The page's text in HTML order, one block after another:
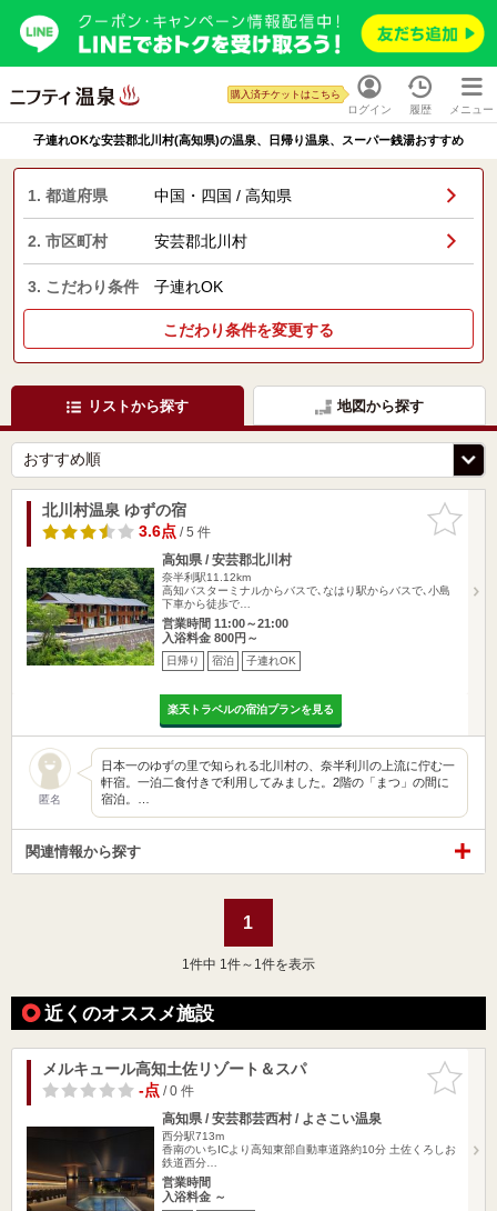
ログイン
購入済チケットはこちら
履歴 メニュー
子連れOKな安芸郡北川村(高知県)の温泉、日帰り温泉、スーパー銭湯おすすめ
1. 都道府県 中国・四国 / 高知県
2. 市区町村 安芸郡北川村
3. こだわり条件 子連れOK
こだわり条件を変更する
リストから探す 地図から探す
お気に入
りに追加
北川村温泉 ゆずの宿
3.6点/ 5 件
高知県 / 安芸郡北川村
奈半利駅11.12km
高知バスターミナルからバスで､なはり駅からバスで､小島
下車から徒歩で…
営業時間 11:00～21:00
入浴料金 800円～
日帰り 宿泊 子連れOK
楽天トラベルの宿泊プランを見る
匿名
日本一のゆずの里で知られる北川村の、奈半利川の上流に佇む一
軒宿。一泊二食付きで利用してみました。2階の「まつ」の間に
宿泊。…
関連情報から探す
1
1 件中 1件～1件を表示
近くのオススメ施設
お気に入
りに追加
メルキュール高知土佐リゾート＆スパ
-点/ 0 件
高知県 / 安芸郡芸西村 / よさこい温泉
西分駅713m
香南のいちICより高知東部自動車道路約10分 土佐くろしお
鉄道西分…
営業時間
入浴料金 ～